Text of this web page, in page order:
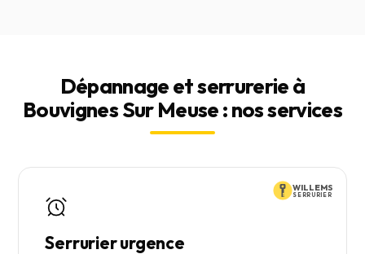
Dépannage et serrurerie à
Bouvignes Sur Meuse : nos services
WILLEMS
SERRURIER
Serrurier urgence